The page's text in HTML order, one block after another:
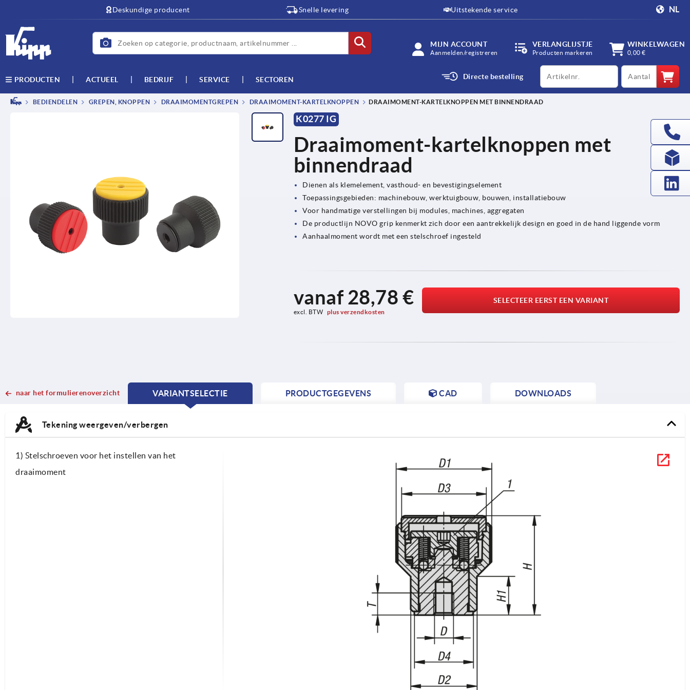
Deskundige producent Snelle levering Uitstekende service NL
MIJN ACCOUNT
Aanmelden/registreren
VERLANGLIJSTJE
Producten markeren
WINKELWAGEN
0,00 €
PRODUCTEN ACTUEEL BEDRIJF SERVICE SECTOREN Directe bestelling
productCode qty
BEDIENDELEN GREPEN, KNOPPEN DRAAIMOMENTGREPEN DRAAIMOMENT-KARTELKNOPPEN DRAAIMOMENT-KARTELKNOPPEN MET BINNENDRAAD
K0277 IG
Draaimoment-kartelknoppen met
binnendraad
Dienen als klemelement, vasthoud- en bevestigingselement
Toepassingsgebieden: machinebouw, werktuigbouw, bouwen, installatiebouw
Voor handmatige verstellingen bij modules, machines, aggregaten
De productlijn NOVO grip kenmerkt zich door een aantrekkelijk design en goed in de hand liggende vorm
Aanhaalmoment wordt met een stelschroef ingesteld
vanaf28,78 €
excl. BTW plus verzendkosten
SELECTEER EERST EEN VARIANT
naar het formulierenoverzicht
VARIANTSELECTIE
CURRENT
CURRENT
PRODUCTGEGEVENS CAD DOWNLOADS
Tekening weergeven/verbergen
1) Stelschroeven voor het instellen van het
draaimoment